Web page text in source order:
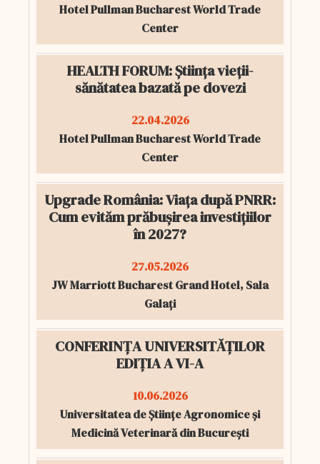
Hotel Pullman Bucharest World Trade
Center
HEALTH FORUM: Știința vieții-
sănătatea bazată pe dovezi
22.04.2026
Hotel Pullman Bucharest World Trade
Center
Upgrade România: Viața după PNRR:
Cum evităm prăbușirea investițiilor
în 2027?
27.05.2026
JW Marriott Bucharest Grand Hotel, Sala
Galați
CONFERINȚA UNIVERSITĂȚILOR
EDIȚIA A VI-A
10.06.2026
Universitatea de Științe Agronomice și
Medicină Veterinară din București